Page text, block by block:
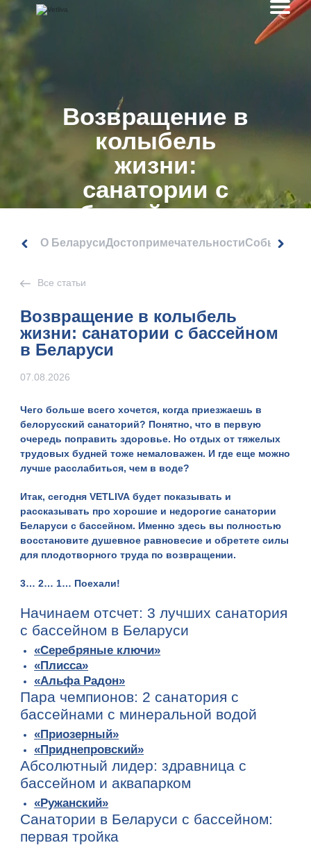
Возвращение в
колыбель
жизни:
санатории с
бассейном в
Беларуси
О БеларусиДостопримечательностиСобытия
Все статьи
Возвращение в колыбель
жизни: санатории с бассейном
в Беларуси
07.08.2026
Чего больше всего хочется, когда приезжаешь в
белорусский санаторий? Понятно, что в первую
очередь поправить здоровье. Но отдых от тяжелых
трудовых будней тоже немаловажен. И где еще можно
лучше расслабиться, чем в воде?
Итак, сегодняVETLIVA будет показывать и
рассказывать про хорошие и недорогие санатории
Беларуси с бассейном. Именно здесь вы полностью
восстановите душевное равновесие и обретете силы
для плодотворного труда по возвращении.
3… 2… 1… Поехали!
Начинаем отсчет: 3 лучших санатория
с бассейном в Беларуси
«Серебряные ключи»
«Плисса»
«Альфа Радон»
Пара чемпионов: 2 санатория с
бассейнами с минеральной водой
«Приозерный»
«Приднепровский»
Абсолютный лидер: здравница с
бассейном и аквапарком
«Ружанский»
Санатории в Беларуси с бассейном:
первая тройка